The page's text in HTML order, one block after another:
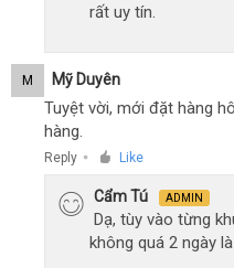
rất uy tín.
M Mỹ Duyên
Tuyệt vời, mới đặt hàng
hàng.
Reply ● Like
Cẩm Tú ADMIN
Dạ, tùy vào từng
không quá 2 ngày